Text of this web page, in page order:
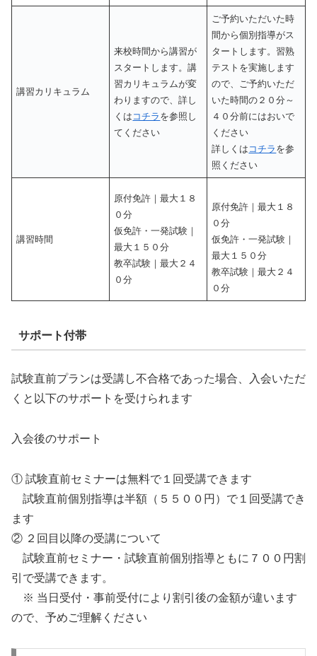
講習カリキュラム
来校時間から講習が
スタートします。講
習カリキュラムが変
わりますので、詳し
くは コチラ を参照し
てください
ご予約いただいた時
間から個別指導がス
タートします。習熟
テストを実施します
ので、ご予約いただ
いた時間の２０分～
４０分前にはおいで
ください
詳しくは コチラ を参
照ください
講習時間
原付免許｜最大１８
０分
仮免許・一発試験｜
最大１５０分
教卒試験｜最大２４
０分
原付免許｜最大１８
０分
仮免許・一発試験｜
最大１５０分
教卒試験｜最大２４
０分
サポート付帯
試験直前プランは受講し不合格であった場合、入会いただ
くと以下のサポートを受けられます
入会後のサポート
① 試験直前セミナーは無料で１回受講できます
試験直前個別指導は半額（５５００円）で１回受講でき
ます
② ２回目以降の受講について
試験直前セミナー・試験直前個別指導ともに７００円割
引で受講できます。
※ 当日受付・事前受付により割引後の金額が違います
ので、予めご理解ください